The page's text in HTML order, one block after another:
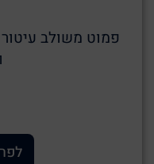
פמוט משולב